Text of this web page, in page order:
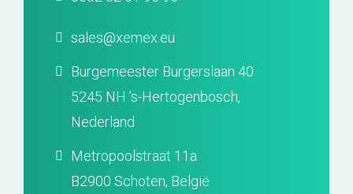
sales@xemex.eu
Burgemeester Burgerslaan 40
5245 NH ’s-Hertogenbosch,
Nederland
Metropoolstraat 11a
B2900 Schoten, België